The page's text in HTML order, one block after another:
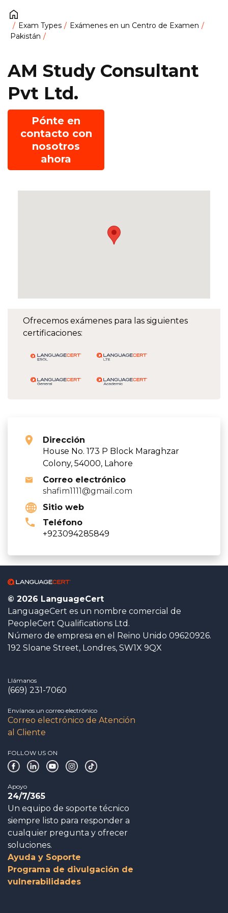
Exam Types
Exámenes en un Centro de Examen
Pakistán
Ofrecemos exámenes para las siguientes
certificaciones:
Dirección
House No. 173 P Block Maraghzar
Colony, 54000, Lahore
Correo electrónico
shafim1111@gmail.com
Sitio web
Teléfono
+923094285849
AM Study Consultant
Pvt Ltd.
Pónte en
contacto con
nosotros
ahora
© 2026 LanguageCert
LanguageCert es un nombre comercial de
PeopleCert Qualifications Ltd.
Número de empresa en el Reino Unido 09620926.
192 Sloane Street, Londres, SW1X 9QX
Llámanos
(669) 231-7060
Envíanos un correo electrónico
Correo electrónico de Atención
al Cliente
FOLLOW US ON
Apoyo
24/7/365
Un equipo de soporte técnico
siempre listo para responder a
cualquier pregunta y ofrecer
soluciones.
Ayuda y Soporte
Programa de divulgación de
vulnerabilidades